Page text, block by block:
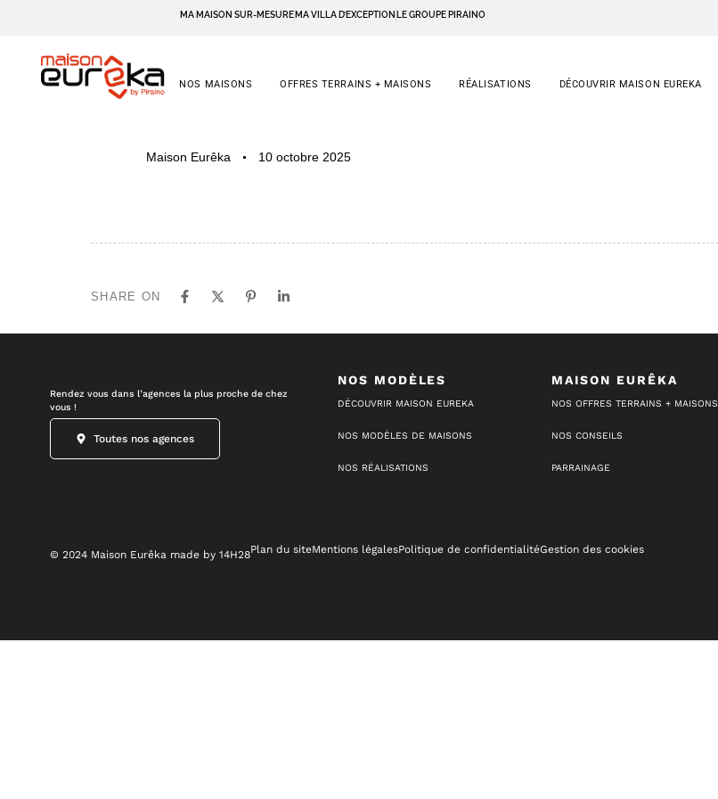
MA MAISON SUR-MESURE MA VILLA D’EXCEPTION LE GROUPE PIRAINO
NOS MAISONS OFFRES TERRAINS + MAISONS RÉALISATIONS DÉCOUVRIR MAISON EUREKA
Maison Eurêka
10 octobre 2025
SHARE ON
Rendez vous dans l’agences la plus proche de chez
vous !
Toutes nos agences
NOS MODÈLES
DÉCOUVRIR MAISON EUREKA
NOS MODÈLES DE MAISONS
NOS RÉALISATIONS
MAISON EURÊKA
NOS OFFRES TERRAINS + MAISONS
NOS CONSEILS
PARRAINAGE
© 2024 Maison Eurêka made by 14H28Plan du siteMentions légalesPolitique de confidentialitéGestion des cookies